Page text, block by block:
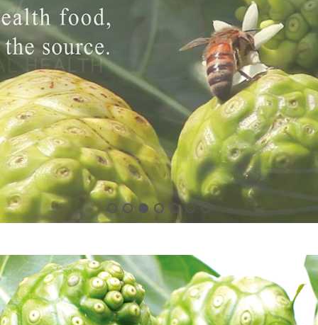
最新消息
產品館
原料館
關於珍果
發酵技術
購物說明